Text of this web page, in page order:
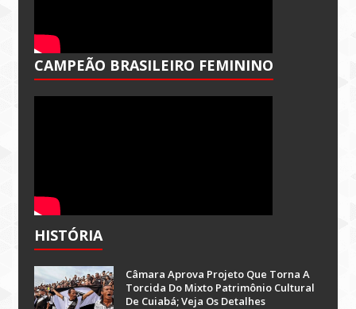
CAMPEÃO BRASILEIRO FEMININO
HISTÓRIA
Câmara Aprova Projeto Que Torna A
Torcida Do Mixto Patrimônio Cultural
De Cuiabá; Veja Os Detalhes